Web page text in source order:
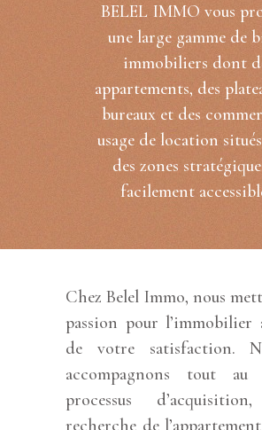
BELEL IMMO vous
une large gamme de
immobiliers dont
appartements, des
bureaux et des
usage de location
des zones
facilement
Chez Belel Immo, nous
passion pour l’immobilier
de votre satisfaction.
accompagnons tout
processus
recherche de